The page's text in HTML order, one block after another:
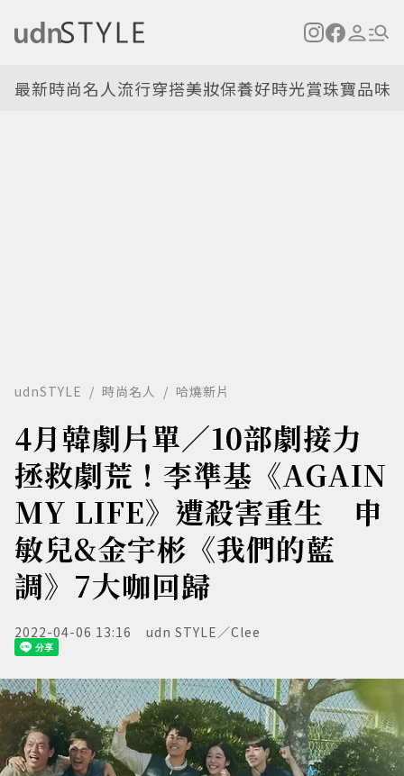
最新時尚名人流行穿搭美妝保養好時光賞珠寶品味
udnSTYLE 時尚名人 哈燒新片
4月韓劇片單／10部劇接力
拯救劇荒！李準基《AGAIN
MY LIFE》遭殺害重生 申
敏兒&金宇彬《我們的藍
調》7大咖回歸
2022-04-06 13:16 udn STYLE／Clee